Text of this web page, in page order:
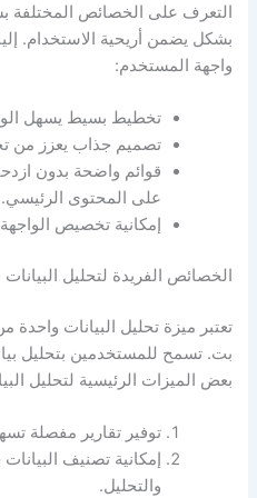
التعرف على الخصائص المختلفة
بشكل يضمن أريحية الاستخدام.
واجهة المستخدم:
تخطيط بسيط يسهل
تصميم جذاب يعزز من
قوائم واضحة بدون
على المحتوى الرئيسي.
إمكانية تخصيص
الخصائص الفريدة لتحليل البيانات
تعتبر ميزة تحليل البيانات
بت. تسمح للمستخدمين بتحليل
بعض الميزات الرئيسية لتحليل
توفير تقارير مفصلة
إمكانية تصنيف
والتحليل.